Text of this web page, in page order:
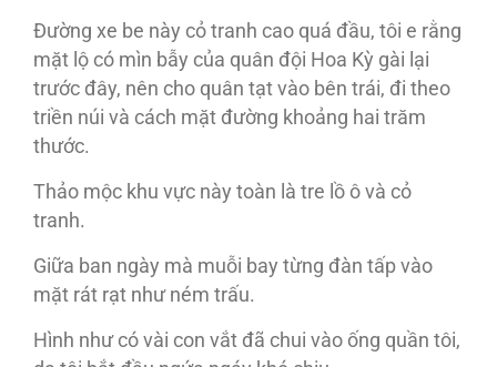
Đường xe be này cỏ tranh cao quá đầu, tôi e rằng
mặt lộ có mìn bẫy của quân đội Hoa Kỳ gài lại
trước đây, nên cho quân tạt vào bên trái, đi theo
triền núi và cách mặt đường khoảng hai trăm
thước.
Thảo mộc khu vực này toàn là tre lồ ô và cỏ
tranh.
Giữa ban ngày mà muỗi bay từng đàn tấp vào
mặt rát rạt như ném trấu.
Hình như có vài con vắt đã chui vào ống quần tôi,